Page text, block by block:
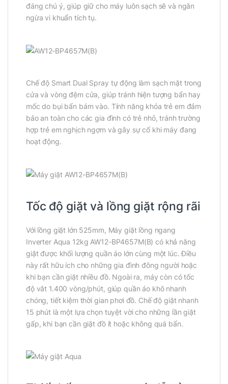
đáng chú ý, giúp giữ cho máy luôn sạch sẽ và ngăn
ngừa vi khuẩn tích tụ.
Chế độ Smart Dual Spray tự động làm sạch mặt trong
cửa và vòng đệm cửa, giúp tránh hiện tượng bẩn hay
mốc do bụi bẩn bám vào. Tính năng khóa trẻ em đảm
bảo an toàn cho các gia đình có trẻ nhỏ, tránh trường
hợp trẻ em nghịch ngợm và gây sự cố khi máy đang
hoạt động.
Tốc độ giặt và lồng giặt rộng rãi
Với lồng giặt lớn 525mm, Máy giặt lồng ngang
Inverter Aqua 12kg AW12-BP4657M(B) có khả năng
giặt được khối lượng quần áo lớn cùng một lúc. Điều
này rất hữu ích cho những gia đình đông người hoặc
khi bạn cần giặt nhiều đồ. Ngoài ra, máy còn có tốc
độ vắt 1.400 vòng/phút, giúp quần áo khô nhanh
chóng, tiết kiệm thời gian phơi đồ. Chế độ giặt nhanh
15 phút là một lựa chọn tuyệt vời cho những lần giặt
gấp, khi bạn cần giặt đồ ít hoặc không quá bẩn.